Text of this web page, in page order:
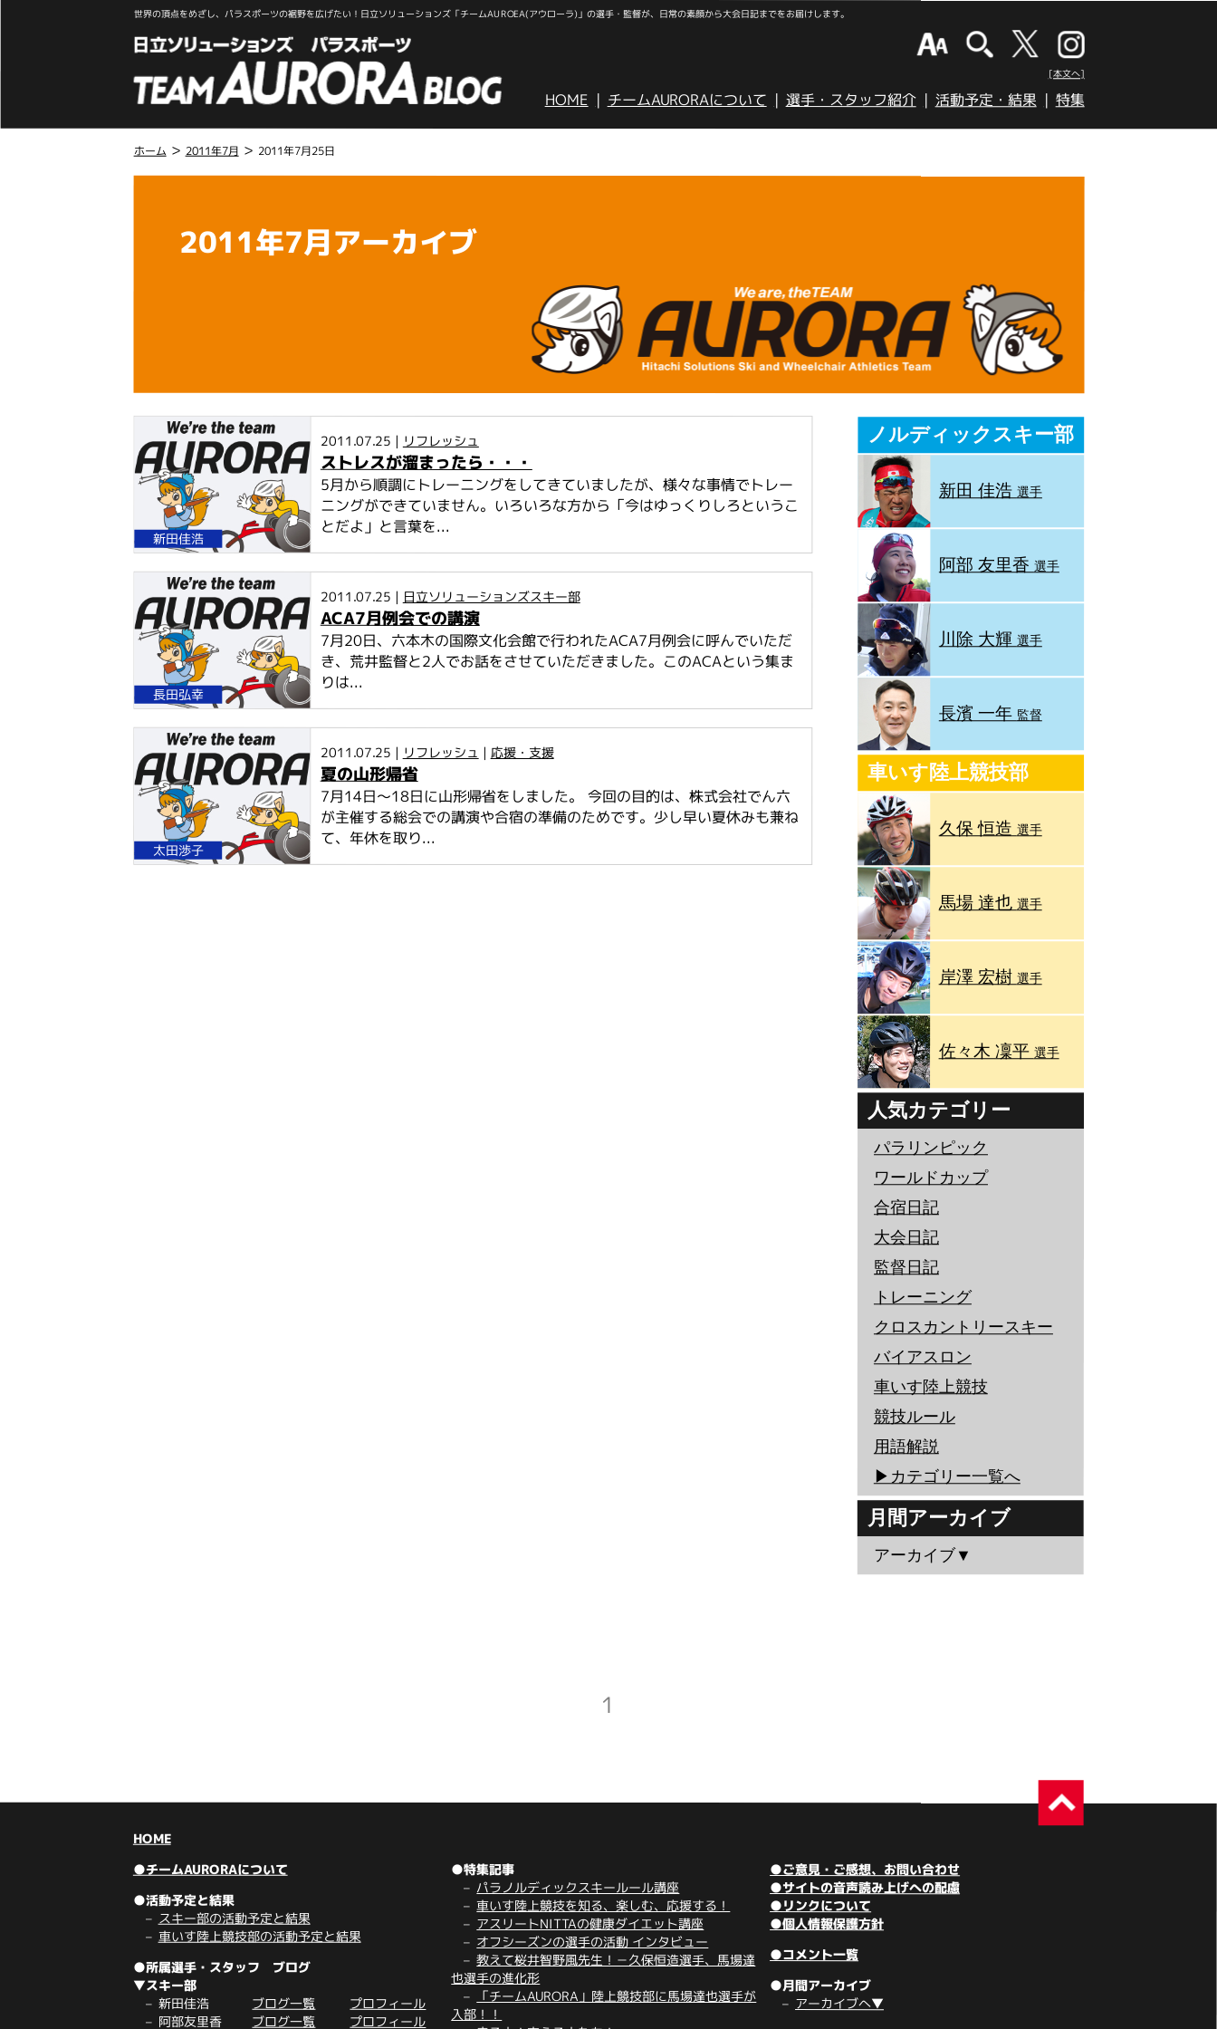
世界の頂点をめざし、パラスポーツの裾野を広げたい！日立ソリューションズ「チームAUROEA(アウローラ)」の選手・監督が、日常の素顔から大会日記までをお届けします。
[本文へ]
HOME チームAURORAについて 選手・スタッフ紹介 活動予定・結果 特集
ホーム > 2011年7月 > 2011年7月25日
2011年7月アーカイブ
新田佳浩
2011.07.25 | リフレッシュ
ストレスが溜まったら・・・
5月から順調にトレーニングをしてきていましたが、様々な事情でトレー
ニングができていません。いろいろな方から「今はゆっくりしろというこ
とだよ」と言葉を...
長田弘幸
2011.07.25 | 日立ソリューションズスキー部
ACA7月例会での講演
7月20日、六本木の国際文化会館で行われたACA7月例会に呼んでいただ
き、荒井監督と2人でお話をさせていただきました。このACAという集ま
りは...
太田渉子
2011.07.25 | リフレッシュ | 応援・支援
夏の山形帰省
7月14日～18日に山形帰省をしました。 今回の目的は、株式会社でん六
が主催する総会での講演や合宿の準備のためです。少し早い夏休みも兼ね
て、年休を取り...
ノルディックスキー部
新田 佳浩 選手
阿部 友里香 選手
川除 大輝 選手
長濱 一年 監督
車いす陸上競技部
久保 恒造 選手
馬場 達也 選手
岸澤 宏樹 選手
佐々木 凜平 選手
人気カテゴリー
パラリンピック
ワールドカップ
合宿日記
大会日記
監督日記
トレーニング
クロスカントリースキー
バイアスロン
車いす陸上競技
競技ルール
用語解説
▶︎カテゴリー一覧へ
月間アーカイブ
アーカイブ▼
1
HOME
●チームAURORAについて
●活動予定と結果
スキー部の活動予定と結果
車いす陸上競技部の活動予定と結果
●所属選手・スタッフ ブログ
▼スキー部
新田佳浩 ブログ一覧 プロフィール
阿部友里香 ブログ一覧 プロフィール
●特集記事
パラノルディックスキールール講座
車いす陸上競技を知る、楽しむ、応援する！
アスリートNITTAの健康ダイエット講座
オフシーズンの選手の活動 インタビュー
教えて桜井智野風先生！－久保恒造選手、馬場達
也選手の進化形
「チームAURORA」陸上競技部に馬場達也選手が
入部！！
●ご意見・ご感想、お問い合わせ
●サイトの音声読み上げへの配慮
●リンクについて
●個人情報保護方針
●コメント一覧
●月間アーカイブ
アーカイブへ▼